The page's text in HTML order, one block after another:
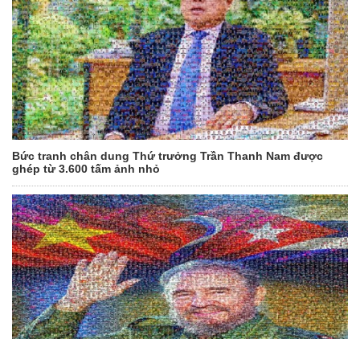
Bức tranh chân dung Thứ trưởng Trần Thanh Nam được
ghép từ 3.600 tấm ảnh nhỏ